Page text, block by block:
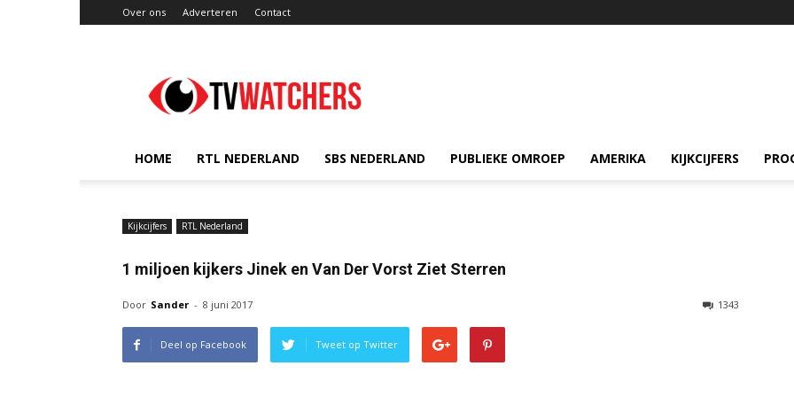
Over ons Adverteren Contact
HOME RTL NEDERLAND SBS NEDERLAND PUBLIEKE OMROEP AMERIKA KIJKCIJFERS
Kijkcijfers RTL Nederland
1 miljoen kijkers Jinek en Van Der Vorst Ziet Sterren
Door Sander - 8 juni 2017 1343
Deel op Facebook Tweet op Twitter